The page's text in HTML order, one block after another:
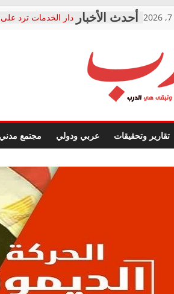
دار الخدمات ترد على
معاناة أصحاب
فرحات سليمان
حزب التحالف
صور .. اعتماد
الوزاري لمدينة
إنشاء المبنى الإداري
متابعة قضية
قرينة البراءة
حق أصيل
تقارير وتحقيقات عربي ودولي مجتمع مدني